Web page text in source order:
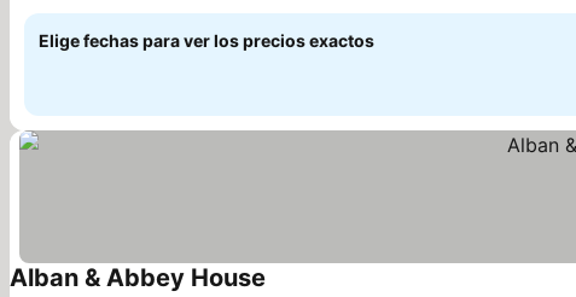
Elige fechas para ver los precios exactos
Alban & Abbey House